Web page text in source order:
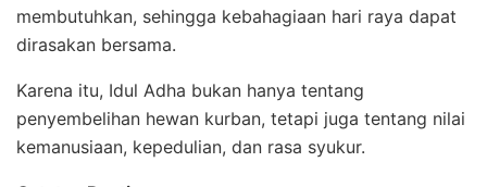
membutuhkan, sehingga kebahagiaan hari raya dapat
dirasakan bersama.
Karena itu, Idul Adha bukan hanya tentang
penyembelihan hewan kurban, tetapi juga tentang nilai
kemanusiaan, kepedulian, dan rasa syukur.